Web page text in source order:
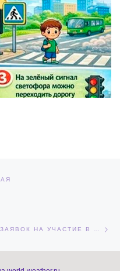
В ДЗЕРЖИНСКЕ НАЧАЛСЯ ПРИЕМ ЗАЯВОК НА УЧАСТИЕ В МЕЖДУНАРОДНОЙ МОЛОДЕЖНОЙ ТУРБАЗЕ